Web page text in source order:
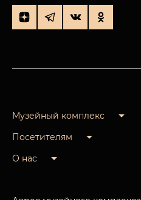
Музейный комплекс
Посетителям
О нас